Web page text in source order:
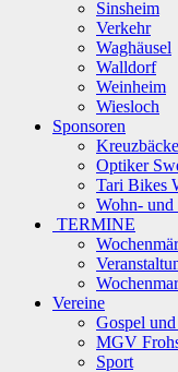
Sinsheim
Verkehr
Waghäusel
Walldorf
Weinheim
Wiesloch
Sponsoren
Optiker
Tari Bikes
Wohn- und
TERMINE
Vereine
Gospel
MGV
Sport